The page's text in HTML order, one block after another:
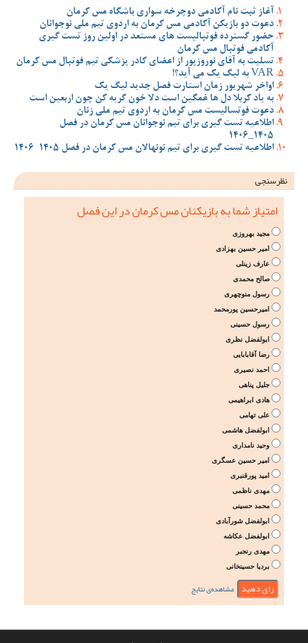
آغاز ثبت نام آکادمی دوچرخه سواری باشگاه مس کرمان
دعوت دو بازیکن آکادمی مس کرمان به اردوی تیم ملی نوجوانان
حضور گسترده فوتبالیست های مستعد در اولین روز تست گیری
آکادمی فوتبال مس کرمان
تسلیت به آقای نوروزپور از اعضای کادر پزشکی تیم فوتبال مس کرمان
VAR به لیگ یک می آید؟!
اواخر شهریور زمان استارت فصل جدید لیگ یک
به یاد کربلا دل ها غمگین است دلا خون گریه کن چون اربعین است
دعوت فوتسالیست مس کرمان به اردوی تیم ملی زنان
اطلاعیه تست گیری برای تیم نوجوانان مس کرمان در فصل
1405_1406
اطلاعیه تست گیری برای تیم نونهالان مس کرمان در فصل 1405-1406
نظرسنجی
امتیاز شما به بازیکنان مس کرمان در این فصل
مجید بهروزی
امیر حسین بهزادی
عارف زینلی
صالح محمدی
رسول منوچهری
امیرحسین پورمحمد
رسول حسینی
ابولفضل نظری
رضا آقابابایی
احمد نصیری
جلیل پناهی
هادی ابراهیمی
علی تهامی
ابولفضل هاشمی
وحید نامداری
امیر حسین عسگری
امید پورقنبری
مهدی ناظمی
محمد حسینی
ابولفضل شورآبادی
ابولفضل عکاشه
مهدی رنجبر
بردیا حسینخانی
مشاهده‌ی نتایج